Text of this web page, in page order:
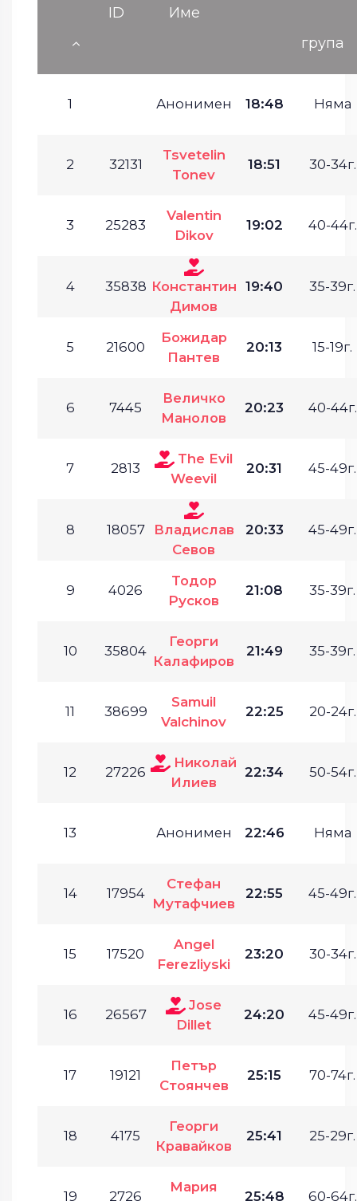
ID
Име
група
1 Анонимен 18:48 Няма
2 32131
Tsvetelin
Tonev
18:51 30-34г.
3 25283
Valentin
Dikov
19:02 40-44г.
4 35838 Константин
Димов
19:40 35-39г.
5 21600
Божидар
Пантев
20:13 15-19г.
6 7445
Величко
Манолов
20:23 40-44г.
7 2813
The Evil
Weevil
20:31 45-49г.
8 18057
Владислав
Севов
20:33 45-49г.
9 4026
Тодор
Русков
21:08 35-39г.
10 35804
Георги
Калафиров
21:49 35-39г.
11 38699
Samuil
Valchinov
22:25 20-24г.
12 27226
Николай
Илиев
22:34 50-54г.
13 Анонимен 22:46 Няма
14 17954
Стефан
Мутафчиев
22:55 45-49г.
15 17520
Angel
Ferezliyski
23:20 30-34г.
16 26567
Jose
Dillet
24:20 45-49г.
17 19121
Петър
Стоянчев
25:15 70-74г.
18 4175
Георги
Кравайков
25:41 25-29г.
19 2726
Мария
25:48 60-64г.